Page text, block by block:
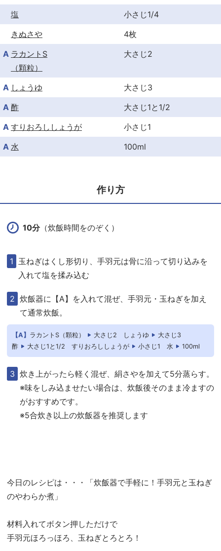
塩
小さじ1/4
きぬさや
4枚
A ラカントS
（顆粒）
大さじ2
A しょうゆ
大さじ3
A 酢
大さじ1と1/2
A すりおろししょうが
小さじ1
A 水 100ml
作り方
10分（炊飯時間をのぞく）
玉ねぎはくし形切り、手羽元は骨に沿って切り込みを
入れて塩を揉み込む
炊飯器に【A】を入れて混ぜ、手羽元・玉ねぎを加え
て通常炊飯。
【A】 ラカントS（顆粒） 大さじ2 しょうゆ
大さじ3
酢
大さじ1と1/2 すりおろししょうが 小さじ1 水 100ml
炊き上がったら軽く混ぜ、絹さやを加えて5分蒸らす。
※味をしみ込ませたい場合は、炊飯後そのまま冷ますの
がおすすめです。
※5合炊き以上の炊飯器を推奨します
今日のレシピは・・・「炊飯器で手軽に！手羽元と玉ねぎ
のやわらか煮」
材料入れてボタン押しただけで
手羽元ほろっほろ、玉ねぎとろとろ！